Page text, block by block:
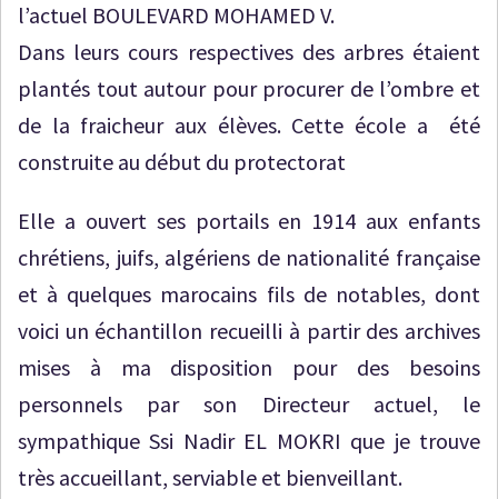
l’actuel BOULEVARD MOHAMED V.
Dans leurs cours respectives des arbres étaient
plantés tout autour pour procurer de l’ombre et
de la fraicheur aux élèves. Cette école a été
construite au début du protectorat
Elle a ouvert ses portails en 1914 aux enfants
chrétiens, juifs, algériens de nationalité française
et à quelques marocains fils de notables, dont
voici un échantillon recueilli à partir des archives
mises à ma disposition pour des besoins
personnels par son Directeur actuel, le
sympathique Ssi Nadir EL MOKRI que je trouve
très accueillant, serviable et bienveillant.